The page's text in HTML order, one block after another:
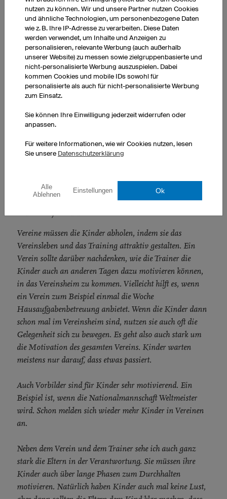
DAS KINDERTRAINING MUSS AUF DIE BEDÜRFNISSE DER JEWEILIGEN
Wie können Kinder (auch über einen längeren
Vereine müssen die Kinder abholen, indem sie das
Vereinsleben und das Training attraktiv gestalten. Ein
Verein sollte darüber nachdenken, wie die Trainer die
Kinder auch an anderen Tagen dazu motivieren können,
in das Vereinsheim zu kommen. Vielleicht hilft es, wenn
ein Verein zum Beispiel einmal die Woche
Hausaufgabenbetreuung anbietet. Wenn die Kinder dann
schon mal im Vereinsheim sind, nutzen sie auch oft die
Gelegenheit sich zu bewegen. Es geht also auch stark um
die Motivation des gesamten Vereins. Kinder warten
meistens nur darauf, dass etwas passiert.
Auch Vorbilder sind für Kinder sehr motivierend. Ein
Beispiel ist, wenn die Nationalmannschaft Weltmeister
wird. Schon melden sich wieder mehr Kinder in Vereinen
an.
Neben dem Verein und dem Trainer sehe ich auch ganz
stark die Eltern in der Verantwortung. Sie müssen ihre
Kinder auch über lange Phasen zum Durchhalten
motivieren. Natürlich haben Kinder auch mal keine Lust,
nutzen zu können. Wir und unsere Partner nutzen Cookies
und ähnliche Technologien, um personenbezogene Daten
wie z. B. Ihre IP-Adresse zu verarbeiten. Diese Daten
werden verwendet, um Inhalte und Anzeigen zu
personalisieren, relevante Werbung (auch außerhalb
unserer Website) zu messen sowie zielgruppenbasierte und
nicht-personalisierte Werbung auszuspielen. Dabei
kommen Cookies und mobile IDs sowohl für
personalisierte als auch für nicht-personalisierte Werbung
zum Einsatz.
Sie können Ihre Einwilligung jederzeit widerrufen oder
anpassen.
Für weitere Informationen, wie wir Cookies nutzen, lesen
Sie unsere Datenschutzerklärung
Alle
Ablehnen
Einstellungen Ok